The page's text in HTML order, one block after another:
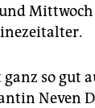
ganz so gut
Neven